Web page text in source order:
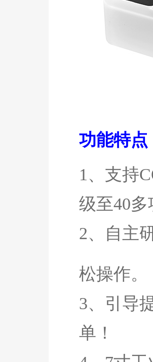
功能特点
1、支持
级至40
2、自主
松操作。
3、引导
单！